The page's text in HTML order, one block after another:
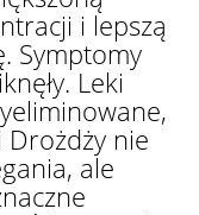
i lepszą
Symptomy
Leki
Drożdży nie
ale